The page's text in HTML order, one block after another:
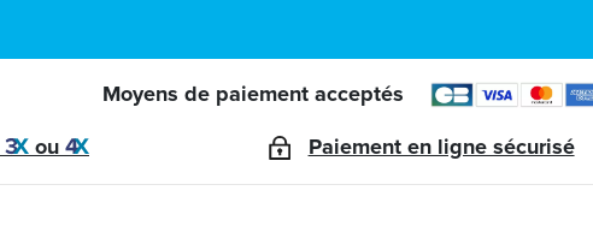
Moyens de paiement acceptés
ou Paiement en ligne sécurisé